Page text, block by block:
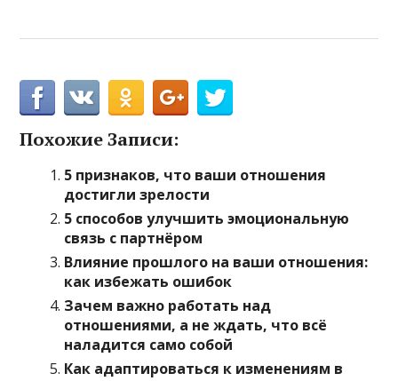
Похожие Записи:
5 признаков, что ваши отношения
достигли зрелости
5 способов улучшить эмоциональную
связь с партнёром
Влияние прошлого на ваши отношения:
как избежать ошибок
Зачем важно работать над
отношениями, а не ждать, что всё
наладится само собой
Как адаптироваться к изменениям в